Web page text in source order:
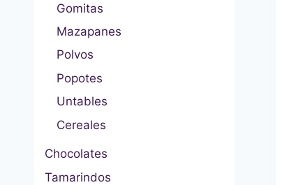
Gomitas
Mazapanes
Polvos
Popotes
Untables
Cereales
Chocolates
Tamarindos